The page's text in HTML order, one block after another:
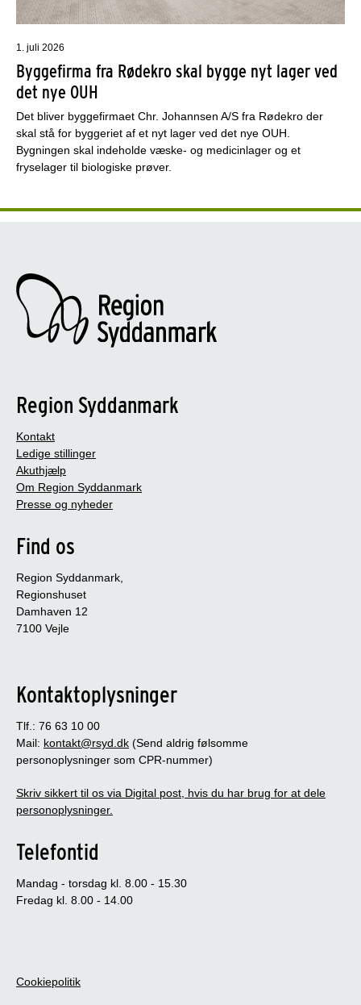
1. juli 2026
Byggefirma fra Rødekro skal bygge nyt lager ved
det nye OUH
Det bliver byggefirmaet Chr. Johannsen A/S fra Rødekro der
skal stå for byggeriet af et nyt lager ved det nye OUH.
Bygningen skal indeholde væske- og medicinlager og et
fryselager til biologiske prøver.
Region Syddanmark
Kontakt
Ledige stillinger
Akuthjælp
Om Region Syddanmark
Presse og nyheder
Find os
Region Syddanmark,
Regionshuset
Damhaven 12
7100 Vejle
Kontaktoplysninger
Tlf.: 76 63 10 00
Mail: kontakt@rsyd.dk (Send aldrig følsomme
personoplysninger som CPR-nummer)
Skriv sikkert til os via Digital post, hvis du har brug for at dele
personoplysninger.
Telefontid
Mandag - torsdag kl. 8.00 - 15.30
Fredag kl. 8.00 - 14.00
Cookiepolitik